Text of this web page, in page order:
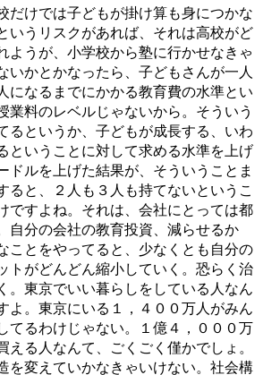
だけでは子どもが掛け算も身につかな
いうリスクがあれば、それは高校がど
ようが、小学校から塾に行かせなきゃ
いかとかなったら、子どもさんが一人
になるまでにかかる教育費の水準とい
業料のレベルじゃないから。そういう
るというか、子どもが成長する、いわ
ということに対して求める水準を上げ
ドルを上げた結果が、そういうことま
ると、２人も３人も持てないというこ
ですよね。それは、会社にとっては都
自分の会社の教育投資、減らせるか
ことをやってると、少なくとも自分の
トがどんどん縮小していく。恐らく治
。東京でいい暮らしをしている人なん
よ。東京にいる１，４００万人がみん
てるわけじゃない。１億４，０００万
える人なんて、ごくごく僅かでしょ。
を変えていかなきゃいけない。社会構